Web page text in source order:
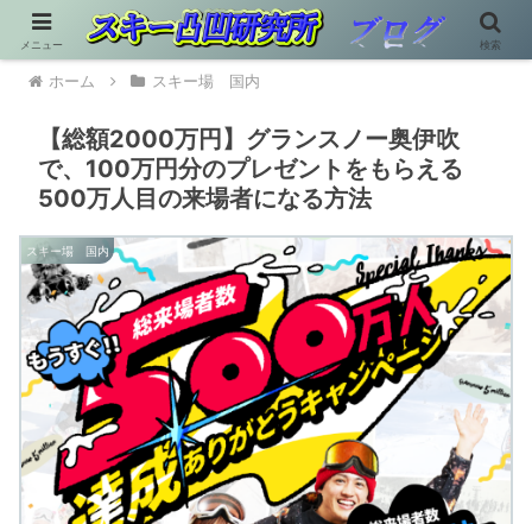
ホーム スキー場 国内
【総額2000万円】グランスノー奥伊吹
で、100万円分のプレゼントをもらえる
500万人目の来場者になる方法
スキー場 国内
メニュー 検索